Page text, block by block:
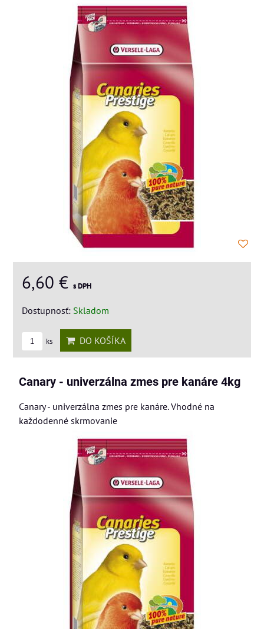
6,60 € s DPH
Dostupnosť: Skladom
ks DO KOŠÍKA
Canary - univerzálna zmes pre kanáre 4kg
Canary - univerzálna zmes pre kanáre. Vhodné na
každodenné skrmovanie